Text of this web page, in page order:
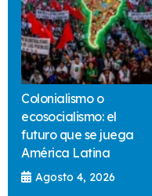
Colonialismo o
ecosocialismo: el
futuro que se juega
América Latina
Agosto 4, 2026